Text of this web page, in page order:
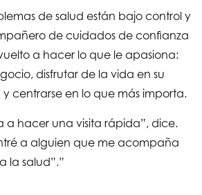
de salud están bajo control y
de cuidados de confianza
a hacer lo que le apasiona:
disfrutar de la vida en su
centrarse en lo que más importa.
a hacer una visita rápida”, dice.
a alguien que me acompaña
la salud”.”